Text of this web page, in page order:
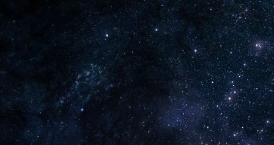
Plus de 2800 critiques de films